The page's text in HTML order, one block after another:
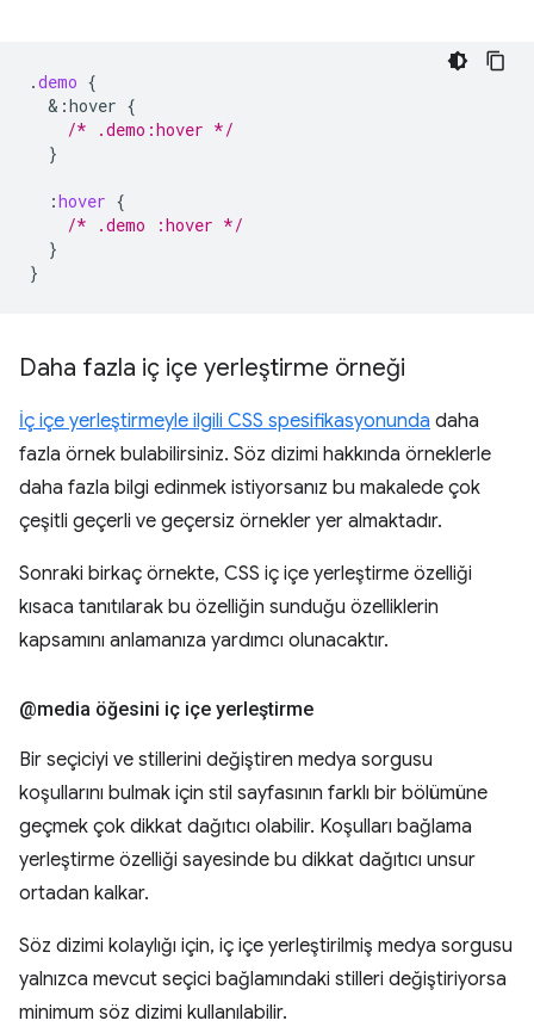
.demo {
& :hover {
/* .demo:hover */
}
:hover {
/* .demo :hover */
}
}
Daha fazla iç içe yerleştirme örneği
İç içe yerleştirmeyle ilgili CSS spesifikasyonunda daha
fazla örnek bulabilirsiniz. Söz dizimi hakkında örneklerle
daha fazla bilgi edinmek istiyorsanız bu makalede çok
çeşitli geçerli ve geçersiz örnekler yer almaktadır.
Sonraki birkaç örnekte, CSS iç içe yerleştirme özelliği
kısaca tanıtılarak bu özelliğin sunduğu özelliklerin
kapsamını anlamanıza yardımcı olunacaktır.
@media öğesini iç içe yerleştirme
Bir seçiciyi ve stillerini değiştiren medya sorgusu
koşullarını bulmak için stil sayfasının farklı bir bölümüne
geçmek çok dikkat dağıtıcı olabilir. Koşulları bağlama
yerleştirme özelliği sayesinde bu dikkat dağıtıcı unsur
ortadan kalkar.
Söz dizimi kolaylığı için, iç içe yerleştirilmiş medya sorgusu
yalnızca mevcut seçici bağlamındaki stilleri değiştiriyorsa
minimum söz dizimi kullanılabilir.